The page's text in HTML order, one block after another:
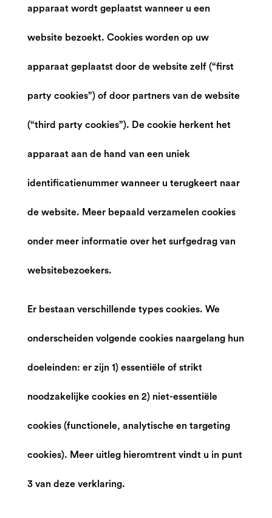
apparaat wordt geplaatst wanneer u een
website bezoekt. Cookies worden op uw
apparaat geplaatst door de website zelf (“first
party cookies”) of door partners van de website
(“third party cookies”). De cookie herkent het
apparaat aan de hand van een uniek
identificatienummer wanneer u terugkeert naar
de website. Meer bepaald verzamelen cookies
onder meer informatie over het surfgedrag van
websitebezoekers.
Er bestaan verschillende types cookies. We
onderscheiden volgende cookies naargelang hun
doeleinden: er zijn 1) essentiële of strikt
noodzakelijke cookies en 2) niet-essentiële
cookies (functionele, analytische en targeting
cookies). Meer uitleg hieromtrent vindt u in punt
3 van deze verklaring.